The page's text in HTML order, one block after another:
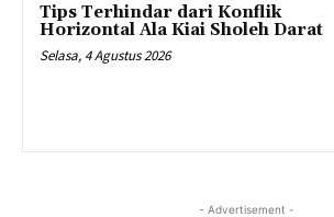
Tips Terhindar dari Konflik
Horizontal Ala Kiai Sholeh Darat
Selasa, 4 Agustus 2026
- Advertisement -